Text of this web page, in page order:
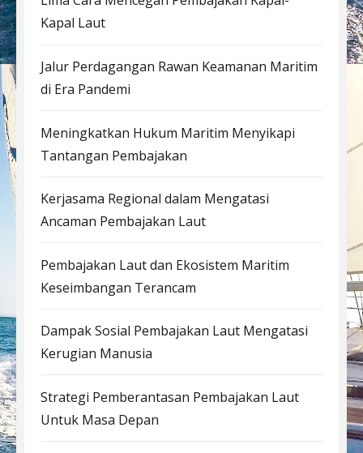
Kapal Laut
Jalur Perdagangan Rawan Keamanan Maritim
di Era Pandemi
Meningkatkan Hukum Maritim Menyikapi
Tantangan Pembajakan
Kerjasama Regional dalam Mengatasi
Ancaman Pembajakan Laut
Pembajakan Laut dan Ekosistem Maritim
Keseimbangan Terancam
Dampak Sosial Pembajakan Laut Mengatasi
Kerugian Manusia
Strategi Pemberantasan Pembajakan Laut
Untuk Masa Depan